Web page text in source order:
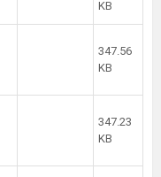
KB
347.56
KB
347.23
KB